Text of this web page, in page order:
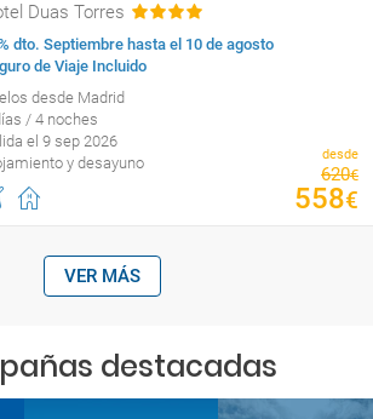
Duas Torres
dto. Septiembre hasta el 10 de agosto
de Viaje Incluido
desde Madrid
/ 4 noches
el 9 sep 2026
y desayuno
desde
620€
558€
VER MÁS
destacadas